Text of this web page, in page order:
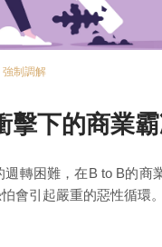
強制調解
擊下的商業
轉困難，在B to B的
會引起嚴重的惡性循環。